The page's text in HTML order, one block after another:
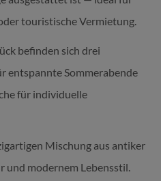
touristische Vermietung.
befinden sich drei
entspannte Sommerabende
für individuelle
Mischung aus antiker
und modernem Lebensstil.